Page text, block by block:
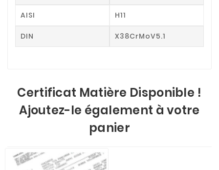
AISI H11
DIN X38CrMoV5.1
Certificat Matière Disponible !
Ajoutez-le également à votre
panier